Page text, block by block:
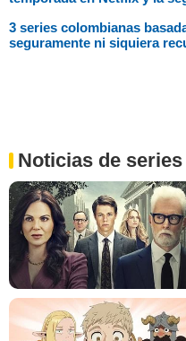
3 series colombianas
seguramente ni siquiera
Noticias de series